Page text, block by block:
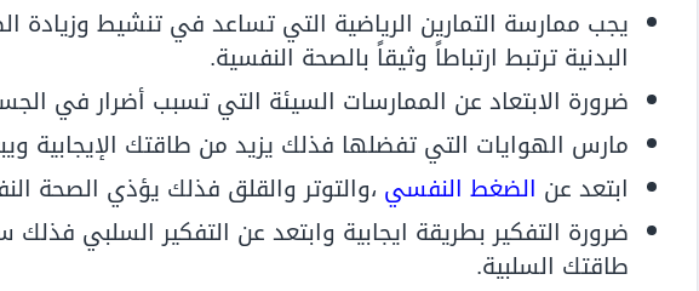
يجب ممارسة التمارين الرياضية التي تساعد في تنشيط وزيادة
البدنية ترتبط ارتباطاً وثيقاً بالصحة النفسية.
ضرورة الابتعاد عن الممارسات السيئة التي تسبب أضرار في
مارس الهوايات التي تفضلها فذلك يزيد من طاقتك
ابتعد عن الضغط النفسي ،والتوتر والقلق فذلك يؤذي الصحة
ضرورة التفكير بطريقة ايجابية وابتعد عن التفكير السلبي
طاقتك السلبية.